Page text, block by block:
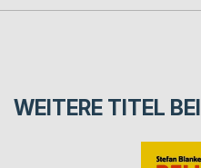
WEITERE TITEL BEI